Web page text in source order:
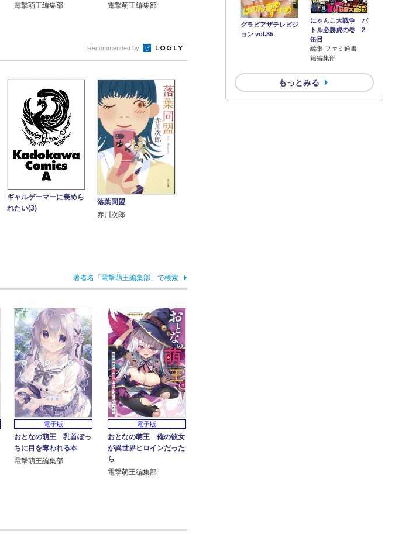
電撃萌王編集部
電撃萌王編集部
グラビアザテレビジ
ョン vol.85
にゃんこ大戦争 バ
トル必勝虎の巻 2
缶目
編集 ファミ通書
籍編集部
もっとみる
Recommended by
ギャルゲーマーに褒めら
れたい(3)
落葉同盟
赤川次郎
著者名「電撃萌王編集部」で検索
電子版
おとなの萌王 乳首ぽっ
ちに目を奪われる本
電撃萌王編集部
電子版
おとなの萌王 俺の彼女
が異世界ヒロインだった
ら
電撃萌王編集部